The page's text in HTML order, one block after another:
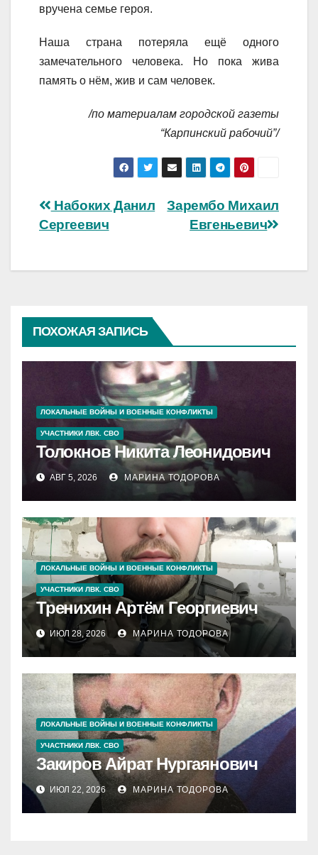
вручена семье героя.
Наша страна потеряла ещё одного
замечательного человека. Но пока жива
память о нём, жив и сам человек.
/по материалам городской газеты
“Карпинский рабочий”/
Навигация
по
записям
Зарембо Михаил
Евгеньевич
Набоких Данил
Сергеевич
ПОХОЖАЯ ЗАПИСЬ
ЛОКАЛЬНЫЕ ВОЙНЫ И ВОЕННЫЕ КОНФЛИКТЫ
УЧАСТНИКИ ЛВК. СВО
Толокнов Никита Леонидович
АВГ 5, 2026 МАРИНА ТОДОРОВА
ЛОКАЛЬНЫЕ ВОЙНЫ И ВОЕННЫЕ КОНФЛИКТЫ
УЧАСТНИКИ ЛВК. СВО
Тренихин Артём Георгиевич
ИЮЛ 28, 2026 МАРИНА ТОДОРОВА
ЛОКАЛЬНЫЕ ВОЙНЫ И ВОЕННЫЕ КОНФЛИКТЫ
УЧАСТНИКИ ЛВК. СВО
Закиров Айрат Нургаянович
ИЮЛ 22, 2026 МАРИНА ТОДОРОВА